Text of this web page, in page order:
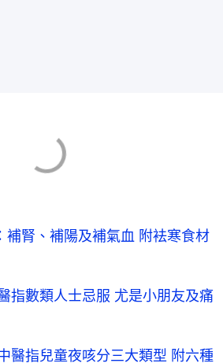
補腎、補陽及補氣血 附袪寒食材
指數類人士忌服 尤是小朋友及痛
醫指兒童夜咳分三大類型 附六種